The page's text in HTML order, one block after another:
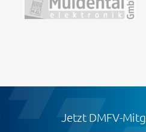
Jetzt DMFV-